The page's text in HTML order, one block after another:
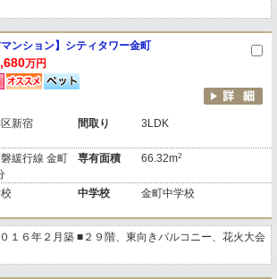
マンション】シティタワー金町
万円
新宿 間取り 3LDK
緩行線 金町
専有面積 66.32m2
中学校 金町中学校
１６年２月築 ■２９階、東向きバルコニー、花火大会